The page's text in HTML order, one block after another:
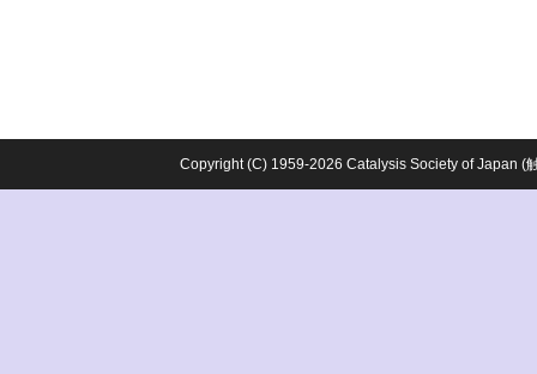
Copyright (C) 1959-2026 Catalysis Society of Japan (